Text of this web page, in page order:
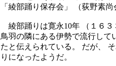
「綾部踊り保存会」 （荻野素
綾部踊りは寛永10年 （１６３
鳥羽の隣にある伊勢で流行して
たと伝えられている。 だが、
りになったようだ。